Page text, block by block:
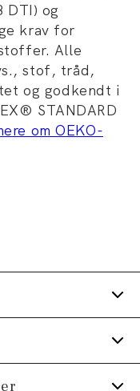
DTI) og
krav for
Alle
stof, tråd,
og godkendt i
STANDARD
om OEKO-
side.